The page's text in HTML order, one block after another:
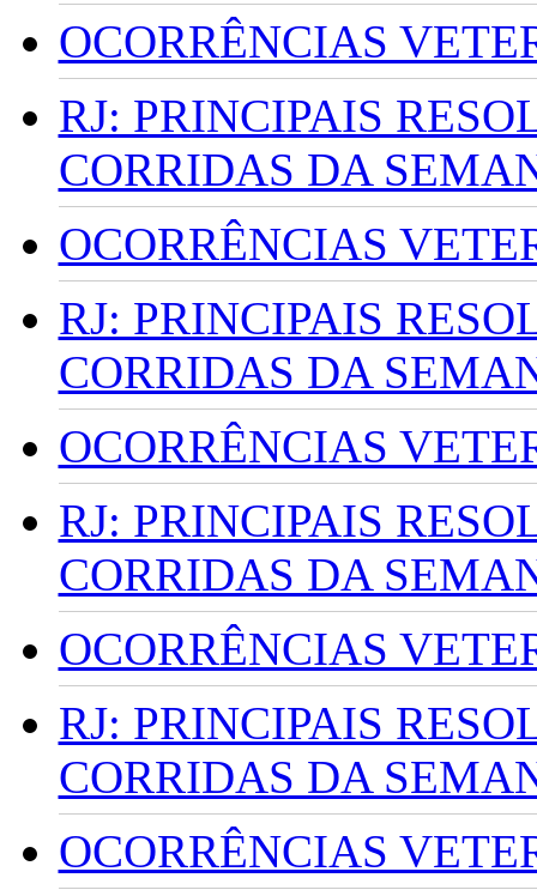
OCORRÊNCIAS
RJ: PRINCIPAIS
CORRIDAS DA
OCORRÊNCIAS
RJ: PRINCIPAIS
CORRIDAS DA
OCORRÊNCIAS
RJ: PRINCIPAIS
CORRIDAS DA
OCORRÊNCIAS
RJ: PRINCIPAIS
CORRIDAS DA
OCORRÊNCIAS